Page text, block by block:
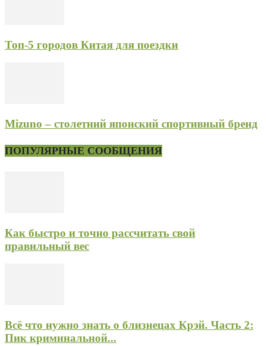
Топ-5 городов Китая для поездки
Mizuno – столетний японский спортивный бренд
ПОПУЛЯРНЫЕ СООБЩЕНИЯ
Как быстро и точно рассчитать свой
правильный вес
Всё что нужно знать о близнецах Крэй. Часть 2:
Пик криминальной...